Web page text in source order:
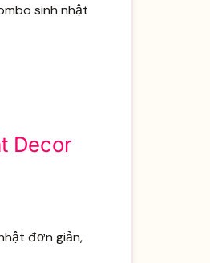
sinh nhật
Decor
đơn giản,